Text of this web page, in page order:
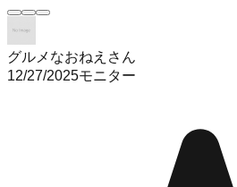
グルメなおねえさん
12/27/2025モニター